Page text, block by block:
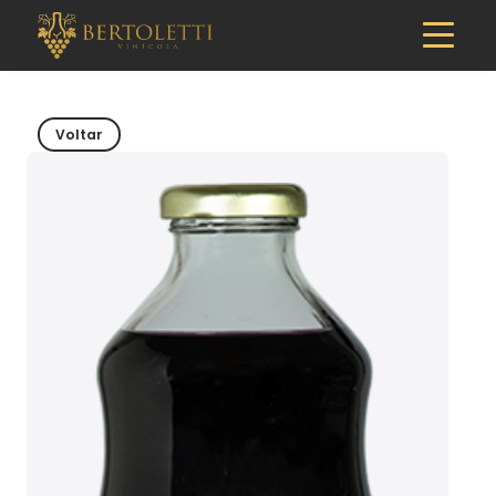
Voltar